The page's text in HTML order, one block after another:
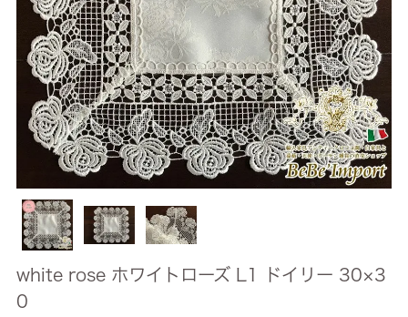
white rose ホワイトローズ L1 ドイリー 30×3
0